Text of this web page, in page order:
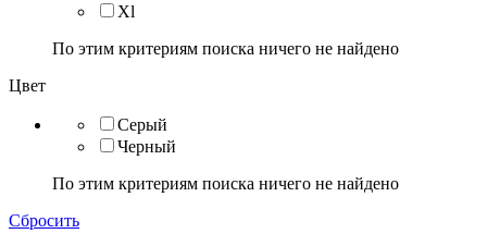
Xl
По этим критериям поиска ничего не найдено
Цвет
Серый
Черный
По этим критериям поиска ничего не найдено
Сбросить